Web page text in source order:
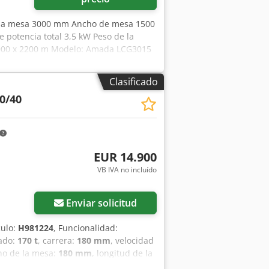
mesa 3000 mm Ancho de mesa 1500
potencia total 3,5 kW Peso de la
x 2200 m Modelo: Amada LCG3015
G Ejes controlados: ejes X, Y, Z (tres
mm (eje Z) Espesor máximo del
de 10 mm Aluminio de 8
mm Velocidad máxima de
+/- 0,01 mm Masa máxima del
840 mm Ancho de la máquina
Clasificado
40
EUR 14.900
VB IVA no incluído
Enviar solicitud
H981224, Funcionalidad:
170 t, carrera: 180 mm, velocidad
de la mesa: 180 mm, longitud de la